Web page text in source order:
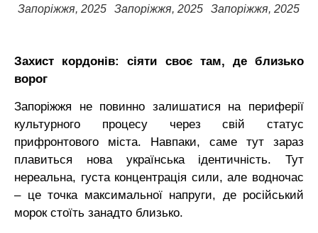
Запоріжжя, 2025
Запоріжжя, 2025
Запоріжжя, 2025
Захист кордонів: сіяти своє там, де близько
ворог
Запоріжжя не повинно залишатися на периферії
культурного процесу через свій статус
прифронтового міста. Навпаки, саме тут зараз
плавиться нова українська ідентичність. Тут
нереальна, густа концентрація сили, але водночас
– це точка максимальної напруги, де російський
морок стоїть занадто близько.